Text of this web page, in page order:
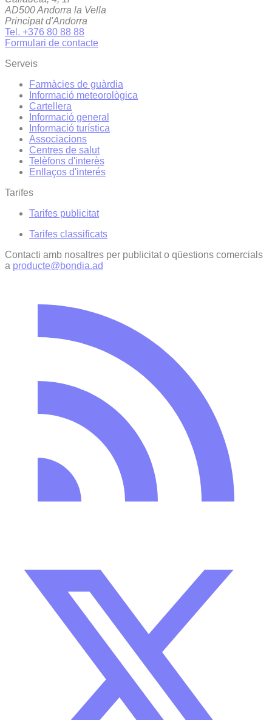
AD500 Andorra la Vella
Principat d'Andorra
Tel. +376 80 88 88
Formulari de contacte
Serveis
Farmàcies de guàrdia
Informació meteorològica
Cartellera
Informació general
Informació turística
Associacions
Centres de salut
Telèfons d'interès
Enllaços d'interés
Tarifes
Tarifes publicitat
Tarifes classificats
Contacti amb nosaltres per publicitat o qüestions comercials
a producte@bondia.ad